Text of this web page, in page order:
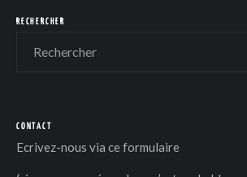
RECHERCHER
CONTACT
Ecrivez-nous via ce formulaire